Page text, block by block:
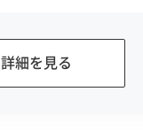
詳細を見る